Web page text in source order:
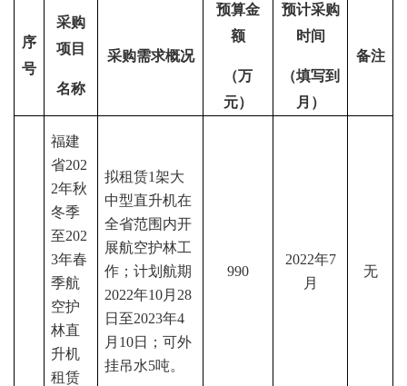
序
号
采购
项目
名称
采购需求概况
预算金
额
（万
元）
预计采购
时间
（填写到
月）
备注
福建
省202
2年秋
冬季
至202
3年春
季航
空护
林直
升机
租赁
拟租赁1架大
中型直升机在
全省范围内开
展航空护林工
作 ；计划航期
2022年10月28
日至2023年4
月10日
；可外
挂吊水5吨。
990
2022年7
月
无